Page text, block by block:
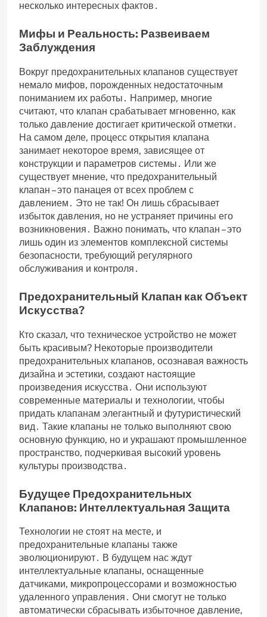
несколько интересных фактов․
Мифы и Реальность: Развеиваем
Заблуждения
Вокруг предохранительных клапанов существует
немало мифов‚ порожденных недостаточным
пониманием их работы․ Например‚ многие
считают‚ что клапан срабатывает мгновенно‚ как
только давление достигает критической отметки․
На самом деле‚ процесс открытия клапана
занимает некоторое время‚ зависящее от
конструкции и параметров системы․ Или же
существует мнение‚ что предохранительный
клапан – это панацея от всех проблем с
давлением․ Это не так! Он лишь сбрасывает
избыток давления‚ но не устраняет причины его
возникновения․ Важно понимать‚ что клапан – это
лишь один из элементов комплексной системы
безопасности‚ требующий регулярного
обслуживания и контроля․
Предохранительный Клапан как Объект
Искусства?
Кто сказал‚ что техническое устройство не может
быть красивым? Некоторые производители
предохранительных клапанов‚ осознавая важность
дизайна и эстетики‚ создают настоящие
произведения искусства․ Они используют
современные материалы и технологии‚ чтобы
придать клапанам элегантный и футуристический
вид․ Такие клапаны не только выполняют свою
основную функцию‚ но и украшают промышленное
пространство‚ подчеркивая высокий уровень
культуры производства․
Будущее Предохранительных
Клапанов: Интеллектуальная Защита
Технологии не стоят на месте‚ и
предохранительные клапаны также
эволюционируют․ В будущем нас ждут
интеллектуальные клапаны‚ оснащенные
датчиками‚ микропроцессорами и возможностью
удаленного управления․ Они смогут не только
автоматически сбрасывать избыточное давление‚